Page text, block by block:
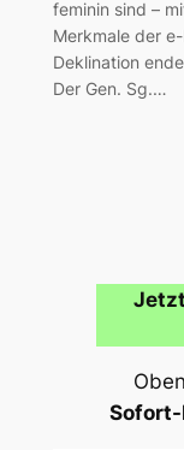
feminin sind –
Merkmale der
Deklination
Der Gen. Sg.…